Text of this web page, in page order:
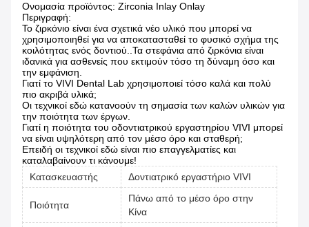
Ονομασία προϊόντος: Zirconia Inlay Onlay
Περιγραφή:
Το ζιρκόνιο είναι ένα σχετικά νέο υλικό που μπορεί να
χρησιμοποιηθεί για να αποκατασταθεί το φυσικό σχήμα της
κοιλότητας ενός δοντιού..Τα στεφάνια από ζιρκόνια είναι
ιδανικά για ασθενείς που εκτιμούν τόσο τη δύναμη όσο και
την εμφάνιση.
Γιατί το VIVI Dental Lab χρησιμοποιεί τόσο καλά και πολύ
πιο ακριβά υλικά;
Οι τεχνικοί εδώ κατανοούν τη σημασία των καλών υλικών για
την ποιότητα των έργων.
Γιατί η ποιότητα του οδοντιατρικού εργαστηρίου VIVI μπορεί
να είναι υψηλότερη από τον μέσο όρο και σταθερή;
Επειδή οι τεχνικοί εδώ είναι πιο επαγγελματίες και
καταλαβαίνουν τι κάνουμε!
Κατασκευαστής
Δοντιατρικό εργαστήριο VIVI
Ποιότητα
Πάνω από το μέσο όρο στην
Κίνα